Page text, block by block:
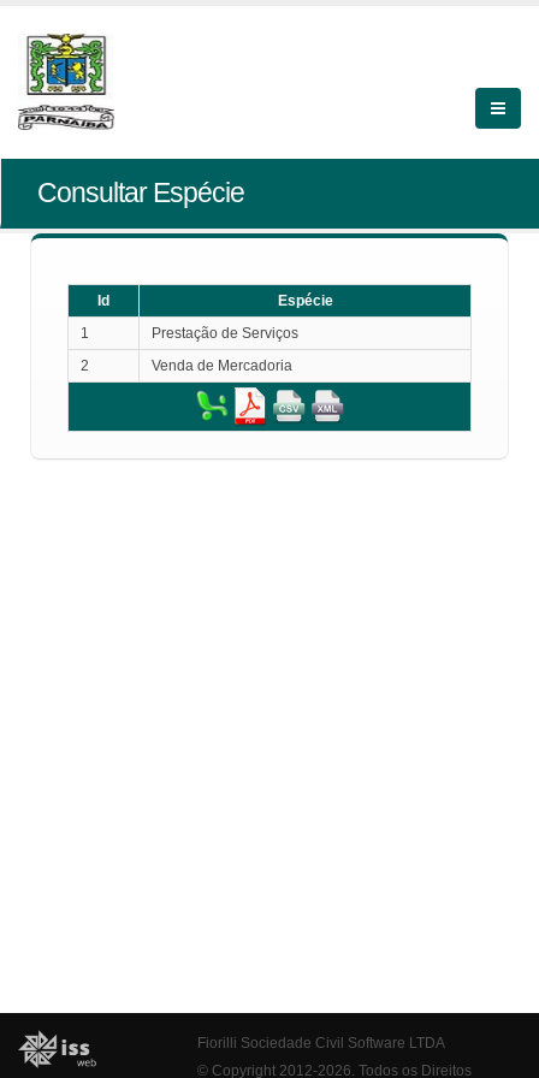
Consultar Espécie
Id
Espécie
1
Prestação de Serviços
2
Venda de Mercadoria
Fiorilli Sociedade Civil Software LTDA
© Copyright 2012-2026. Todos os Direitos